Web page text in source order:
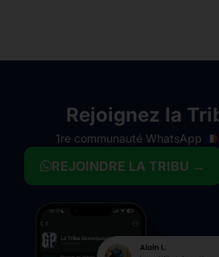
Rejoignez la
1re communauté WhatsApp
REJOINDRE LA TRIBU →